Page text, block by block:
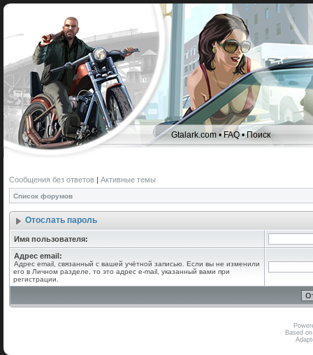
Gtalark.com •FAQ•Поиск
Сообщения без ответов | Активные темы
Список форумов
Отослать пароль
Имя пользователя:
Адрес email:
Адрес email, связанный с вашей учётной записью. Если вы не изменили
его в Личном разделе, то это адрес e-mail, указанный вами при
регистрации.
Based